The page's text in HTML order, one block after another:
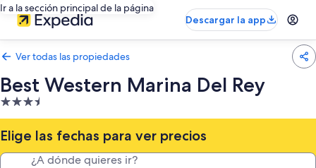
Ir a la sección principal de la página
Descargar la app
Ver todas las propiedades
Best Western Marina Del Rey
Propiedad
de
3.5
estrellas
Elige las fechas para ver precios
¿A dónde quieres ir?